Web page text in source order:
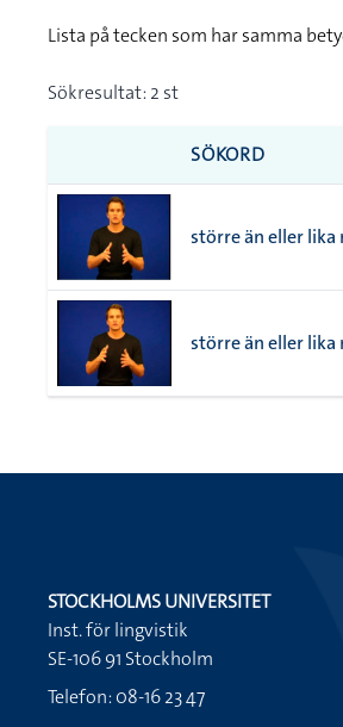
Lista på tecken som har samma
Sökresultat: 2 st
SÖKORD
större än eller lika
större än eller lika
STOCKHOLMS UNIVERSITET
Inst. för lingvistik
SE-106 91 Stockholm
Telefon: 08-16 23 47